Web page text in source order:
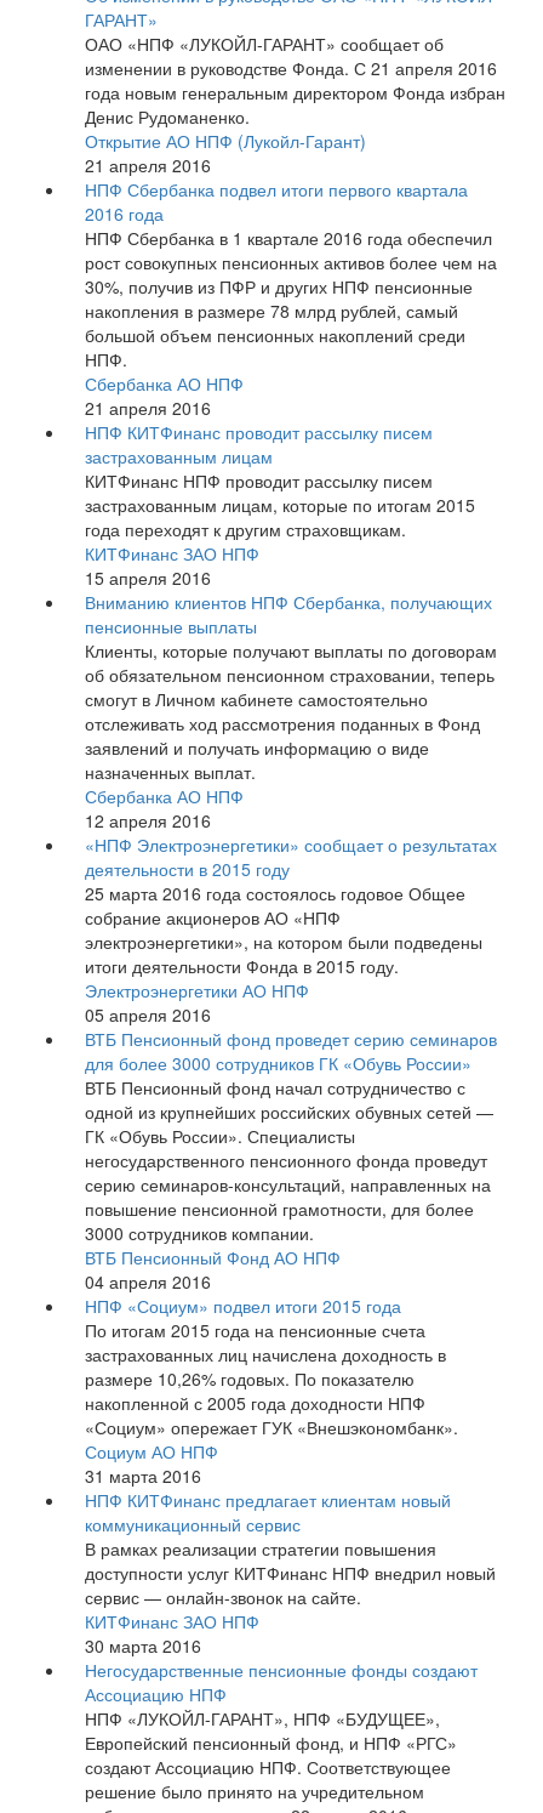
ГАРАНТ»
ОАО «НПФ «ЛУКОЙЛ-ГАРАНТ» сообщает об
изменении в руководстве Фонда. С 21 апреля 2016
года новым генеральным директором Фонда избран
Денис Рудоманенко.
Открытие АО НПФ (Лукойл-Гарант)
21 апреля 2016
НПФ Сбербанка подвел итоги первого квартала
2016 года
НПФ Сбербанка в 1 квартале 2016 года обеспечил
рост совокупных пенсионных активов более чем на
30%, получив из ПФР и других НПФ пенсионные
накопления в размере 78 млрд рублей, самый
большой объем пенсионных накоплений среди
НПФ.
Сбербанка АО НПФ
21 апреля 2016
НПФ КИТФинанс проводит рассылку писем
застрахованным лицам
КИТФинанс НПФ проводит рассылку писем
застрахованным лицам, которые по итогам 2015
года переходят к другим страховщикам.
КИТФинанс ЗАО НПФ
15 апреля 2016
Вниманию клиентов НПФ Сбербанка, получающих
пенсионные выплаты
Клиенты, которые получают выплаты по договорам
об обязательном пенсионном страховании, теперь
смогут в Личном кабинете самостоятельно
отслеживать ход рассмотрения поданных в Фонд
заявлений и получать информацию о виде
назначенных выплат.
Сбербанка АО НПФ
12 апреля 2016
«НПФ Электроэнергетики» сообщает о результатах
деятельности в 2015 году
25 марта 2016 года состоялось годовое Общее
собрание акционеров АО «НПФ
электроэнергетики», на котором были подведены
итоги деятельности Фонда в 2015 году.
Электроэнергетики АО НПФ
05 апреля 2016
ВТБ Пенсионный фонд проведет серию семинаров
для более 3000 сотрудников ГК «Обувь России»
ВТБ Пенсионный фонд начал сотрудничество с
одной из крупнейших российских обувных сетей —
ГК «Обувь России». Специалисты
негосударственного пенсионного фонда проведут
серию семинаров-консультаций, направленных на
повышение пенсионной грамотности, для более
3000 сотрудников компании.
ВТБ Пенсионный Фонд АО НПФ
04 апреля 2016
НПФ «Социум» подвел итоги 2015 года
По итогам 2015 года на пенсионные счета
застрахованных лиц начислена доходность в
размере 10,26% годовых. По показателю
накопленной с 2005 года доходности НПФ
«Социум» опережает ГУК «Внешэкономбанк».
Социум АО НПФ
31 марта 2016
НПФ КИТФинанс предлагает клиентам новый
коммуникационный сервис
В рамках реализации стратегии повышения
доступности услуг КИТФинанс НПФ внедрил новый
сервис — онлайн-звонок на сайте.
КИТФинанс ЗАО НПФ
30 марта 2016
Негосударственные пенсионные фонды создают
Ассоциацию НПФ
НПФ «ЛУКОЙЛ-ГАРАНТ», НПФ «БУДУЩЕЕ»,
Европейский пенсионный фонд, и НПФ «РГС»
создают Ассоциацию НПФ. Соответствующее
решение было принято на учредительном